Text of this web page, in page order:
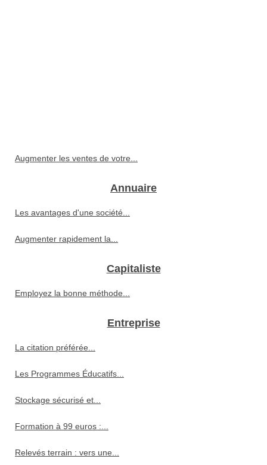
Augmenter les ventes de votre...
Annuaire
Les avantages d'une société...
Augmenter rapidement la...
Capitaliste
Employez la bonne méthode...
Entreprise
La citation préférée...
Les Programmes Éducatifs...
Stockage sécurisé et...
Formation à 99 euros :...
Relevés terrain : vers une...